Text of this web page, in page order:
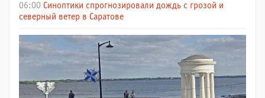
06:00 Синоптики спрогнозировали дождь с грозой и
северный ветер в Саратове